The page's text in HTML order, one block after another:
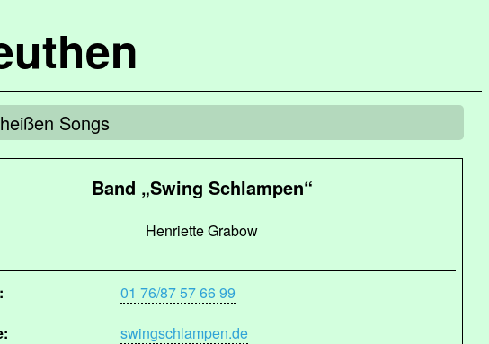
Songs
Band „Swing Schlampen“
Henriette Grabow
01 76/87 57 66 99
swingschlampen.de